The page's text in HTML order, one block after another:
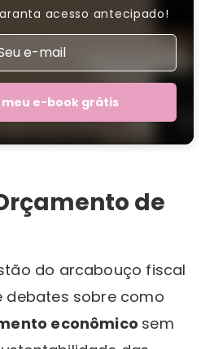
acesso antecipado!
e-book grátis
de
do arcabouço fiscal
debates sobre como
econômico sem